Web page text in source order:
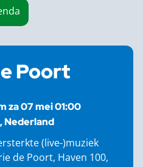
Poort
za 07 mei 01:00
Nederland
(live-)muziek
de Poort, Haven 100,